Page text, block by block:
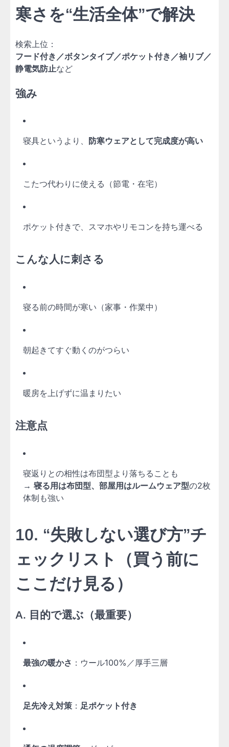
寒さを“生活全体”で解決
検索上位：
フード付き／ボタンタイプ／ポケット付き／袖リブ／
静電気防止など
強み
寝具というより、 防寒ウェアとして完成度が高い
こたつ代わりに使える（節電・在宅）
ポケット付きで、スマホやリモコンを持ち運べる
こんな人に刺さる
寝る前の時間が寒い（家事・作業中）
朝起きてすぐ動くのがつらい
暖房を上げずに温まりたい
注意点
寝返りとの相性は布団型より落ちることも
→ 寝る用は布団型、部屋用はルームウェア型の2枚
体制も強い
10. “失敗しない選び方”チ
ェックリスト（買う前に
ここだけ見る）
A. 目的で選ぶ（最重要）
最強の暖かさ ：ウール100%／厚手三層
足先冷え対策 ： 足ポケット付き